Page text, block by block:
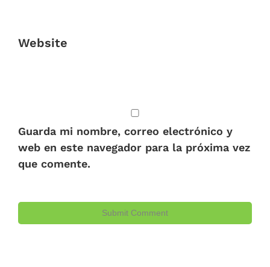
Website
Guarda mi nombre, correo electrónico y
web en este navegador para la próxima vez
que comente.